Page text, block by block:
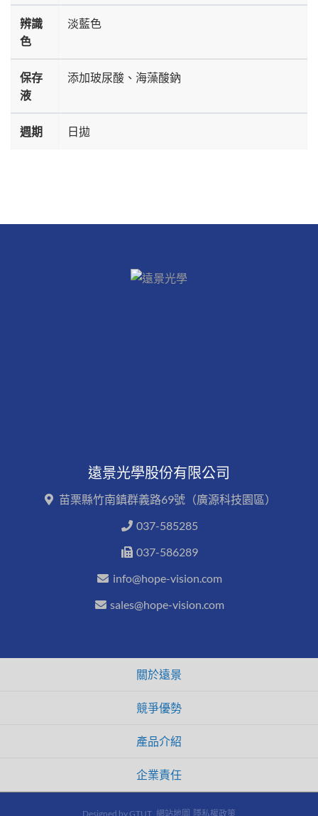
辨識
色
淡藍色
保存
液
添加玻尿酸、海藻酸鈉
週期 日拋
遠景光學股份有限公司
苗栗縣竹南鎮群義路69號（廣源科技園區）
037-585285
037-586289
info@hope-vision.com
sales@hope-vision.com
關於遠景
競爭優勢
產品介紹
企業責任
Designed byGTUT 網站地圖 隱私權政策